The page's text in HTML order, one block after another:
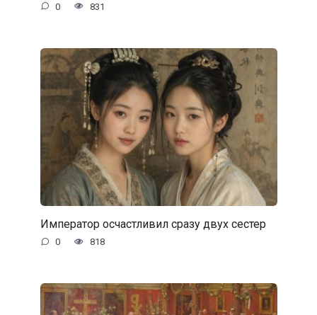
0 831
Император осчастливил сразу двух сестер
0 818